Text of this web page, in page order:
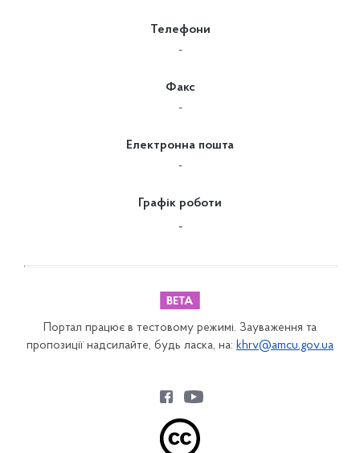
Телефони
-
Факс
-
Електронна пошта
-
Графік роботи
-
Портал працює в тестовому режимі. Зауваження та
пропозиції надсилайте, будь ласка, на: khrv@amcu.gov.ua